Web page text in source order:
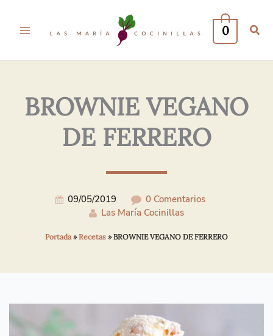
0
BROWNIE VEGANO
DE FERRERO
09/05/2019
0 Comentarios
Las María Cocinillas
Portada»Recetas »BROWNIE VEGANO DE FERRERO
Electrónico*